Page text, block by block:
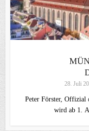
28. Juli
Peter Förster, Offizial
wird ab 1.